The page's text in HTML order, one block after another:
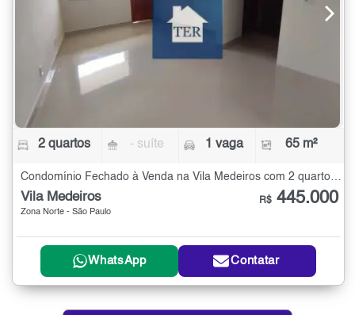
2 quartos - suíte 1 vaga 65 m²
Vila Medeiros
Zona Norte - São Paulo
R$ 445.000
WhatsApp Contatar